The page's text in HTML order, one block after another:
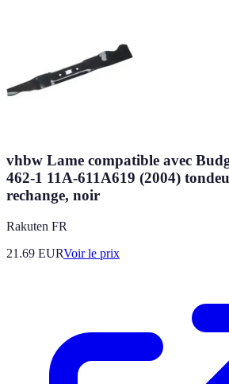
vhbw Lame compatible avec
462-1 11A-611A619 (2004)
rechange, noir
Rakuten FR
21.69 EURVoir le prix